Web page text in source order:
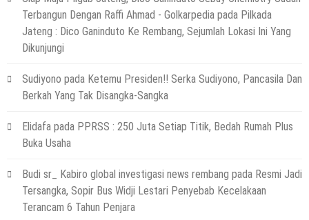
29 Juli 2026 musa r2b
HEADLINE
Sejumlah Tips Membeli Tanah Kapling,
Terapkan Ini!! Ada Cara Yang Jarang
Terpikirkan Orang Awam
14 Maret 2022 bymusa r2b
Lewati Cerita Kelam Mirip Sinetron,
Teguh Akhirnya Diselamatkan Serka
26 November 2021 bymusa r2b
HEADLINE
UKW Disebut Sebagai Mahkota Seorang
Terbangun Dengan Raffi Ahmad - Golkarpedia pada Pilkada
Jateng : Dico Ganinduto Ke Rembang, Sejumlah Lokasi Ini Yang
Dikunjungi
Sudiyono pada Ketemu Presiden!! Serka Sudiyono, Pancasila Dan
Berkah Yang Tak Disangka-Sangka
Elidafa pada PPRSS : 250 Juta Setiap Titik, Bedah Rumah Plus
Buka Usaha
Budi sr_ Kabiro global investigasi news rembang pada Resmi Jadi
Tersangka, Sopir Bus Widji Lestari Penyebab Kecelakaan
Terancam 6 Tahun Penjara